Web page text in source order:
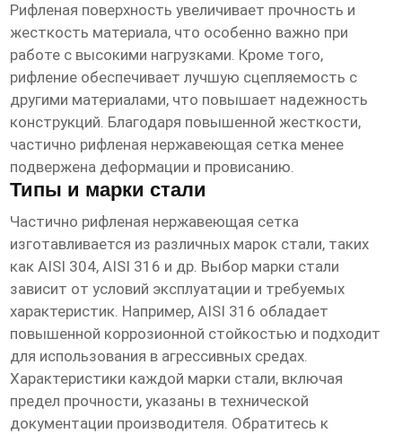
Рифленая поверхность увеличивает прочность и
жесткость материала, что особенно важно при
работе с высокими нагрузками. Кроме того,
рифление обеспечивает лучшую сцепляемость с
другими материалами, что повышает надежность
конструкций. Благодаря повышенной жесткости,
частично рифленая нержавеющая сетка менее
подвержена деформации и провисанию.
Типы и марки стали
Частично рифленая нержавеющая сетка
изготавливается из различных марок стали, таких
как AISI 304, AISI 316 и др. Выбор марки стали
зависит от условий эксплуатации и требуемых
характеристик. Например, AISI 316 обладает
повышенной коррозионной стойкостью и подходит
для использования в агрессивных средах.
Характеристики каждой марки стали, включая
предел прочности, указаны в технической
документации производителя. Обратитесь к